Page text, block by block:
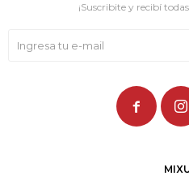
¡Suscribite y recibí
 